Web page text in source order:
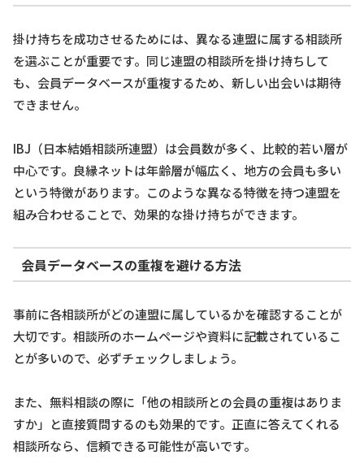
掛け持ちを成功させるためには、異なる連盟に属する相談所
を選ぶことが重要です。同じ連盟の相談所を掛け持ちして
も、会員データベースが重複するため、新しい出会いは期待
できません。
IBJ（日本結婚相談所連盟）は会員数が多く、比較的若い層が
中心です。良縁ネットは年齢層が幅広く、地方の会員も多い
という特徴があります。このような異なる特徴を持つ連盟を
組み合わせることで、効果的な掛け持ちができます。
会員データベースの重複を避ける方法
事前に各相談所がどの連盟に属しているかを確認することが
大切です。相談所のホームページや資料に記載されているこ
とが多いので、必ずチェックしましょう。
また、無料相談の際に「他の相談所との会員の重複はありま
すか」と直接質問するのも効果的です。正直に答えてくれる
相談所なら、信頼できる可能性が高いです。